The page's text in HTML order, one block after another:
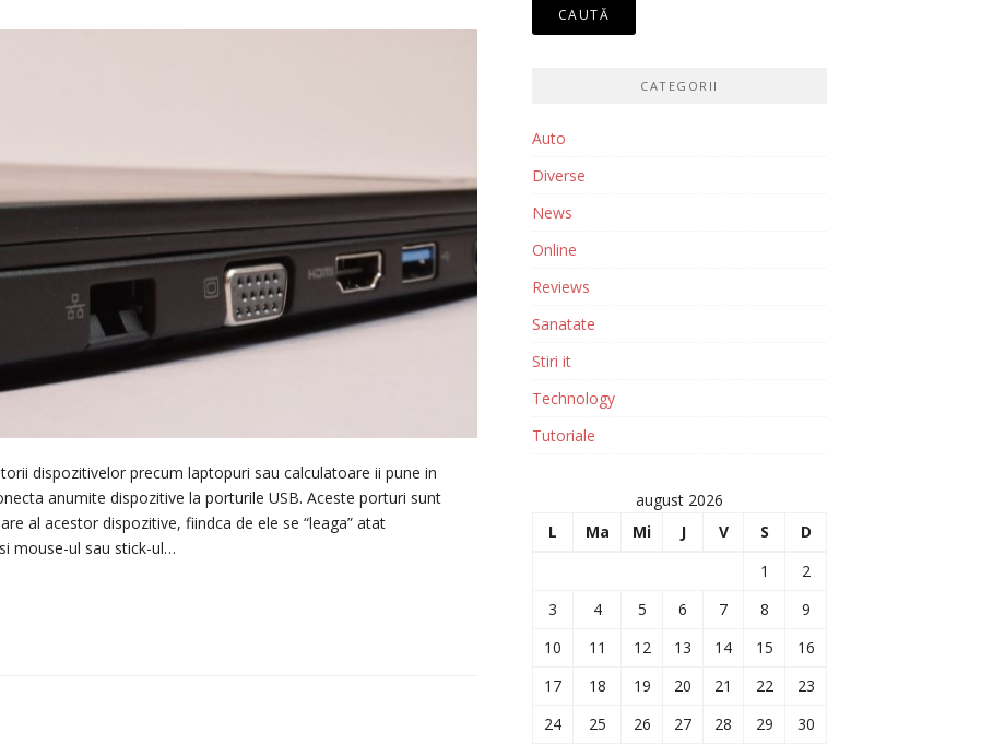
dispozitivelor precum laptopuri sau calculatoare ii pune in
anumite dispozitive la porturile USB. Aceste porturi sunt
al acestor dispozitive, fiindca de ele se “leaga” atat
mouse-ul sau stick-ul…
CATEGORII
Auto
Diverse
News
Online
Reviews
Sanatate
Stiri it
Technology
Tutoriale
august 2026
L
Ma Mi J V S
D
1
2
3
4 5 6 7 8
9
10
11 12 13 14 15
16
17
18 19 20 21 22
23
24
25 26 27 28 29
30